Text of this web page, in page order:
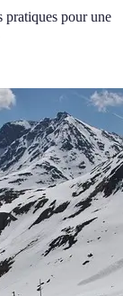
pratiques pour une